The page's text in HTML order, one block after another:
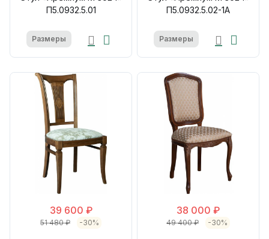
П5.0932.5.01
Размеры
П5.0932.5.02-1А
Размеры
39 600 ₽
51 480 ₽ -30%
38 000 ₽
49 400 ₽ -30%